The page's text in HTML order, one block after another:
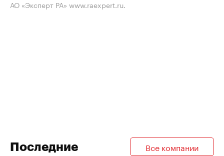
АО «Эксперт РА» www.raexpert.ru.
Последние
Все компании